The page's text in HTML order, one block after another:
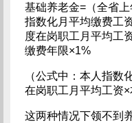
基础养老金=（全省
指数化月平均缴费工
度在岗职工月平均工
缴费年限×1%
（公式中：本人指数
在岗职工月平均工资×
这两种情况下领不到